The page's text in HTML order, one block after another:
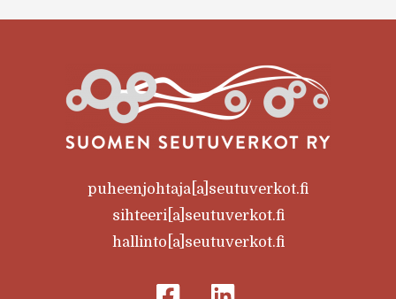
puheenjohtaja[a]seutuverkot.fi
sihteeri[a]seutuverkot.fi
hallinto[a]seutuverkot.fi